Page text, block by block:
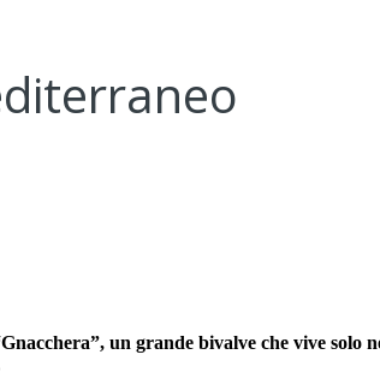
un grande bivalve che vive solo